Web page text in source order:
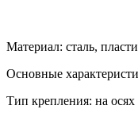
Материал: сталь,
Основные
Тип крепления: на осях